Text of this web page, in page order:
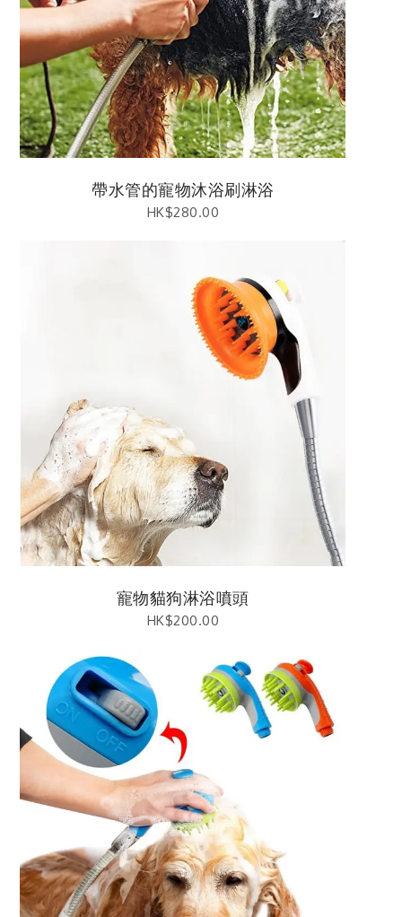
帶水管的寵物沐浴刷淋浴
HK$280.00
寵物貓狗淋浴噴頭
HK$200.00